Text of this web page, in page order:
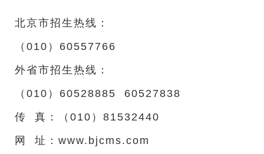
北京市招生热线：
（010）60557766
外省市招生热线：
（010）60528885 60527838
传 真：（010）81532440
网 址：www.bjcms.com